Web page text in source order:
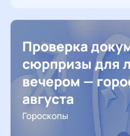
Проверка
сюрпризы для
вечером —
августа
Гороскопы